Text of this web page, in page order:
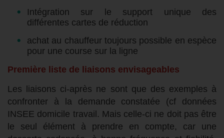
Intégration sur le support unique des
différentes cartes de réduction
achat au chauffeur toujours possible en espèce
pour une course sur la ligne
Première liste de liaisons envisageables
Les liaisons ci-après ne sont que des exemples à
confronter à la demande constatée (cf données
INSEE domicile travail. Mais celle-ci ne doit pas être
le seul élément à prendre en compte, car une